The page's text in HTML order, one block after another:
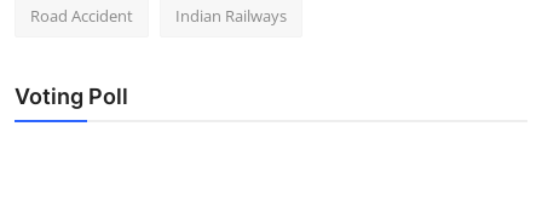
Road Accident Indian Railways
Voting Poll